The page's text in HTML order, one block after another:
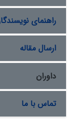
راهنمای
ارسال مقاله
داوران
تماس با ما